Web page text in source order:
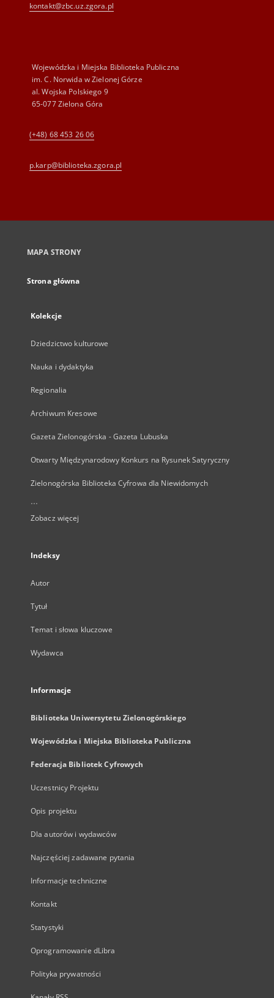
kontakt@zbc.uz.zgora.pl
Wojewódzka i Miejska Biblioteka Publiczna
im. C. Norwida w Zielonej Górze
al. Wojska Polskiego 9
65-077 Zielona Góra
(+48) 68 453 26 06
p.karp@biblioteka.zgora.pl
MAPA STRONY
Strona główna
Kolekcje
Dziedzictwo kulturowe
Nauka i dydaktyka
Regionalia
Archiwum Kresowe
Gazeta Zielonogórska - Gazeta Lubuska
Otwarty Międzynarodowy Konkurs na Rysunek Satyryczny
Zielonogórska Biblioteka Cyfrowa dla Niewidomych
...
Zobacz więcej
Indeksy
Autor
Tytuł
Temat i słowa kluczowe
Wydawca
Informacje
Biblioteka Uniwersytetu Zielonogórskiego
Wojewódzka i Miejska Biblioteka Publiczna
Federacja Bibliotek Cyfrowych
Uczestnicy Projektu
Opis projektu
Dla autorów i wydawców
Najczęściej zadawane pytania
Informacje techniczne
Kontakt
Statystyki
Oprogramowanie dLibra
Polityka prywatności